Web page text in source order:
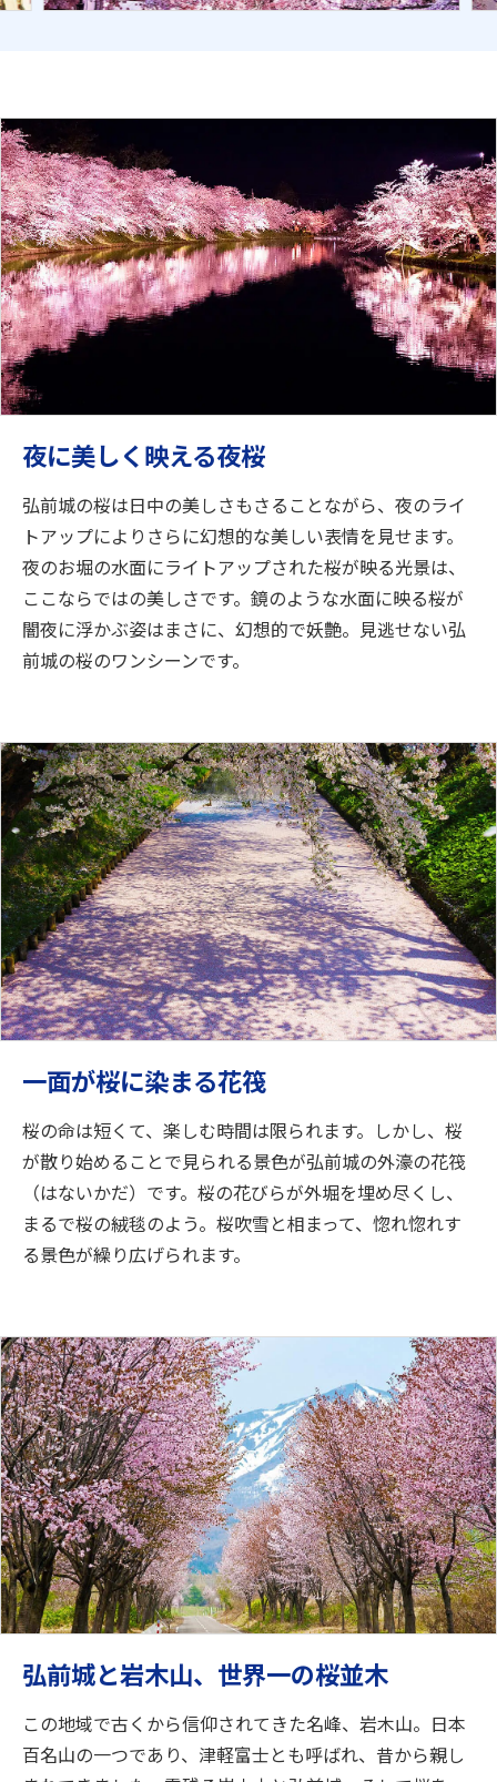
夜に美しく映える夜桜
弘前城の桜は日中の美しさもさることながら、夜のライ
トアップによりさらに幻想的な美しい表情を見せます。
夜のお堀の水面にライトアップされた桜が映る光景は、
ここならではの美しさです。鏡のような水面に映る桜が
闇夜に浮かぶ姿はまさに、幻想的で妖艶。見逃せない弘
前城の桜のワンシーンです。
一面が桜に染まる花筏
桜の命は短くて、楽しむ時間は限られます。しかし、桜
が散り始めることで見られる景色が弘前城の外濠の花筏
（はないかだ）です。桜の花びらが外堀を埋め尽くし、
まるで桜の絨毯のよう。桜吹雪と相まって、惚れ惚れす
る景色が繰り広げられます。
弘前城と岩木山、世界一の桜並木
この地域で古くから信仰されてきた名峰、岩木山。日本
百名山の一つであり、津軽富士とも呼ばれ、昔から親し